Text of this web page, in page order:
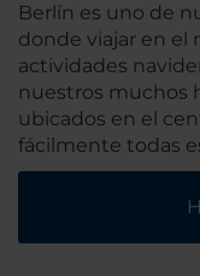
Berlín es uno de
donde viajar en el
actividades
nuestros muchos
ubicados en el
fácilmente todas